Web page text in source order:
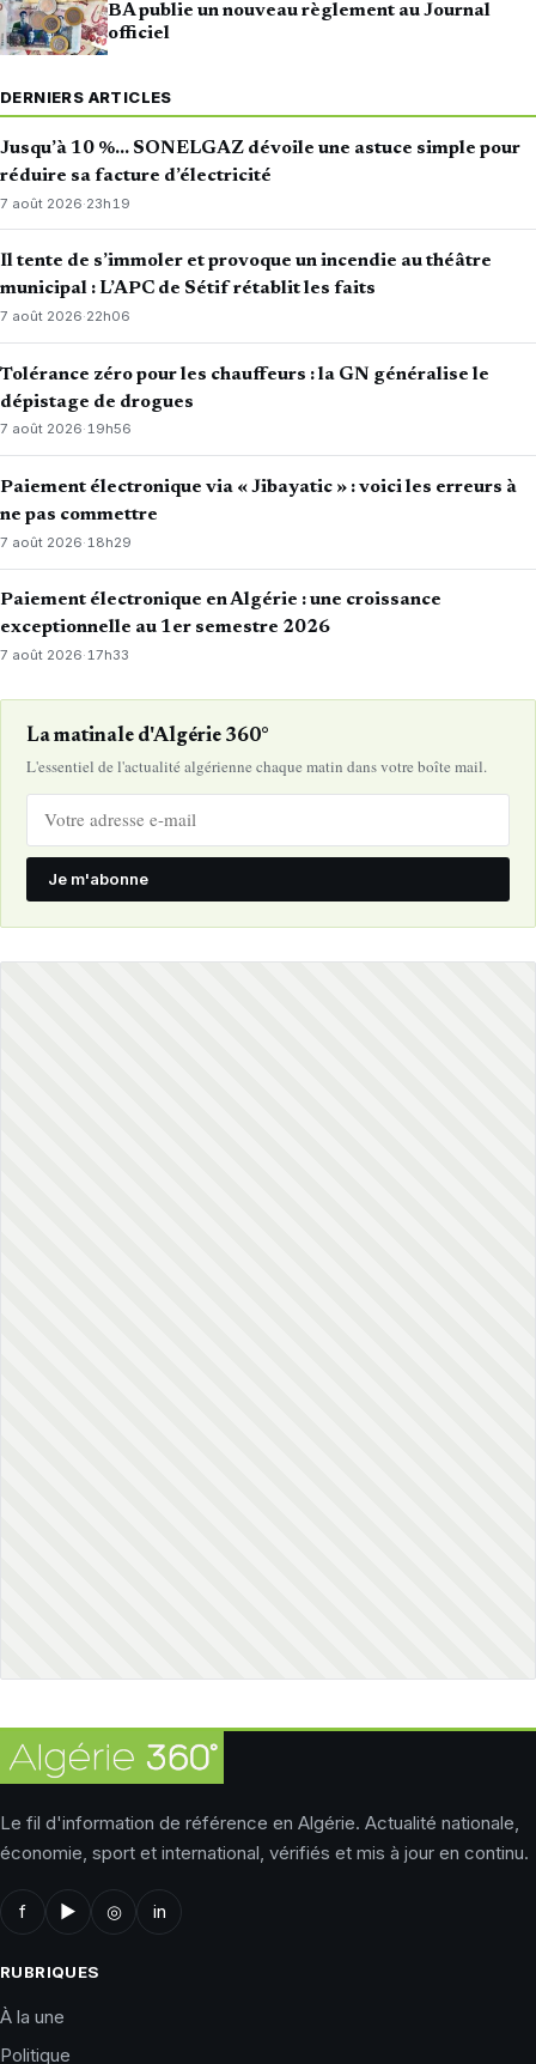
BA publie un nouveau règlement au Journal
officiel
DERNIERS ARTICLES
Jusqu’à 10 %… SONELGAZ dévoile une astuce simple pour
réduire sa facture d’électricité
7 août 2026·23h19
Il tente de s’immoler et provoque un incendie au théâtre
municipal : L’APC de Sétif rétablit les faits
7 août 2026·22h06
Tolérance zéro pour les chauffeurs : la GN généralise le
dépistage de drogues
7 août 2026·19h56
Paiement électronique via « Jibayatic » : voici les erreurs à
ne pas commettre
7 août 2026·18h29
Paiement électronique en Algérie : une croissance
exceptionnelle au 1er semestre 2026
7 août 2026·17h33
La matinale d'Algérie 360°
L'essentiel de l'actualité algérienne chaque matin dans votre boîte mail.
Je m'abonne
Le fil d'information de référence en Algérie. Actualité nationale,
économie, sport et international, vérifiés et mis à jour en continu.
f ▶ ◎ in
RUBRIQUES
À la une
Politique